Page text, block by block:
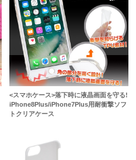
<スマホケース>落下時に液晶画面を守る!
iPhone8Plus/iPhone7Plus用耐衝撃ソフ
トクリアケース